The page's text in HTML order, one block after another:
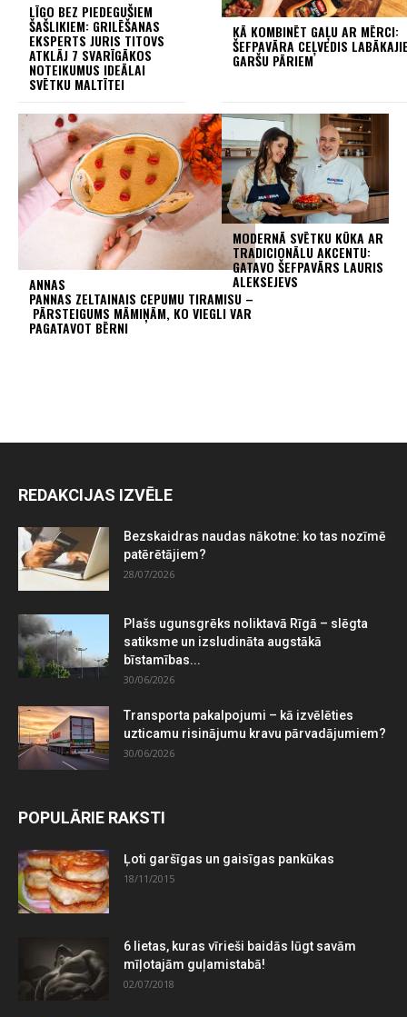
LĪGO BEZ PIEDEGUŠIEM
ŠAŠLIKIEM: GRILĒŠANAS
EKSPERTS JURIS TITOVS
ATKLĀJ 7 SVARĪGĀKOS
NOTEIKUMUS IDEĀLAI
SVĒTKU MALTĪTEI
KĀ KOMBINĒT GAĻU AR MĒRCI:
ŠEFPAVĀRA CEĻVEDIS
GARŠU PĀRIEM
ANNAS
PANNAS ZELTAINAIS CEPUMU TIRAMISU –
PĀRSTEIGUMS MĀMIŅĀM, KO VIEGLI VAR
PAGATAVOT BĒRNI
MODERNĀ SVĒTKU KŪKA AR
TRADICIONĀLU AKCENTU:
GATAVO ŠEFPAVĀRS LAURIS
ALEKSEJEVS
REDAKCIJAS IZVĒLE
Bezskaidras naudas nākotne: ko tas nozīmē
patērētājiem?
28/07/2026
Plašs ugunsgrēks noliktavā Rīgā – slēgta
satiksme un izsludināta augstākā
bīstamības...
30/06/2026
Transporta pakalpojumi – kā izvēlēties
uzticamu risinājumu kravu pārvadājumiem?
30/06/2026
POPULĀRIE RAKSTI
Ļoti garšīgas un gaisīgas pankūkas
18/11/2015
6 lietas, kuras vīrieši baidās lūgt savām
mīļotajām guļamistabā!
02/07/2018